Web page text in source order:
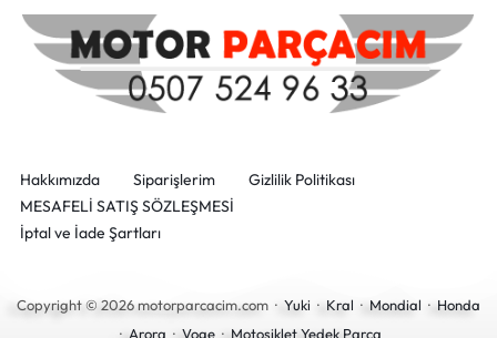
Hakkımızda Siparişlerim
Gizlilik Politikası
MESAFELİ SATIŞ SÖZLEŞMESİ
İptal ve İade Şartları
Copyright © 2026 motorparcacim.com · Yuki · Kral · Mondial · Honda
· Arora · Voge· Motosiklet Yedek Parça